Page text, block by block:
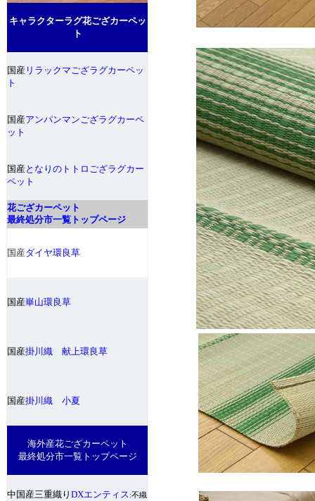
キャラクターラグ花ござカーペッ
ト
国産 リラックマござラグカーペッ
ト
国産アンパンマンござラグカーペ
ット
国産となりのトトロござラグカー
ペット
花ござカーペット
最終処分市一覧トップページ
国産ダイヤ環良草
国産崋山環良草
国産掛川織 献上環良草
国産掛川織 小夏
海外産花ござカーペット
最終処分市一覧トップページ
中国産三重織り DXエンティス:不織